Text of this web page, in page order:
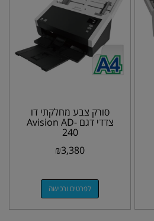
סורק צבע מחלקתי דו
צדדי דגם Avision AD-
240
₪3,380
לפרטים ורכישה